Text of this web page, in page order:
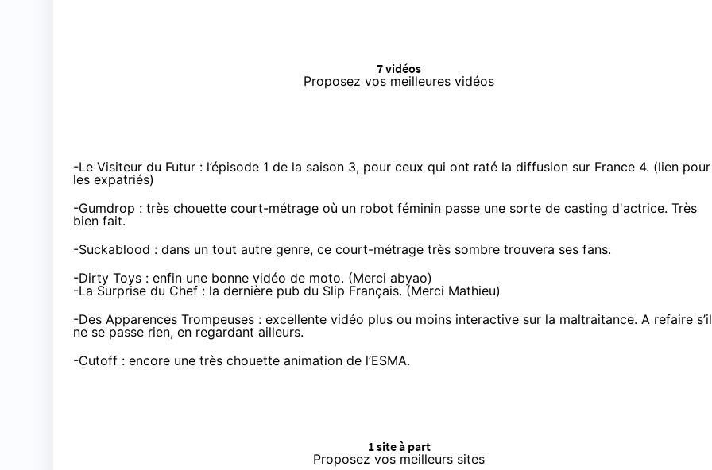
7 vidéos
Proposez vos meilleures vidéos
-Le Visiteur du Futur : l’épisode 1 de la saison 3, pour ceux qui ont raté la diffusion sur France 4. (lien pour
les expatriés)
-Gumdrop : très chouette court-métrage où un robot féminin passe une sorte de casting d'actrice. Très
bien fait.
-Suckablood : dans un tout autre genre, ce court-métrage très sombre trouvera ses fans.
-Dirty Toys : enfin une bonne vidéo de moto. (Merci abyao)
-La Surprise du Chef : la dernière pub du Slip Français. (Merci Mathieu)
-Des Apparences Trompeuses : excellente vidéo plus ou moins interactive sur la maltraitance. A refaire s’il
ne se passe rien, en regardant ailleurs.
-Cutoff : encore une très chouette animation de l’ESMA.
1 site à part
Proposez vos meilleurs sites